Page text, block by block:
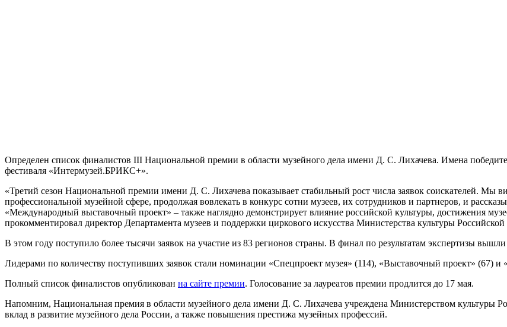
Определен список финалистов III Национальной премии в области музейного дела имени Д. С. Лихачева. Имена
фестиваля «Интермузей.БРИКС+».
«Третий сезон Национальной премии имени Д. С. Лихачева показывает стабильный рост числа заявок соискателей. Мы
профессиональной музейной сфере, продолжая вовлекать в конкурс сотни музеев, их сотрудников и партнеров, и
«Международный выставочный проект» – также наглядно демонстрирует влияние российской культуры, достижения
прокомментировал директор Департамента музеев и поддержки циркового искусства Министерства культуры
В этом году поступило более тысячи заявок на участие из 83 регионов страны. В финал по результатам экспертизы
Лидерами по количеству поступивших заявок стали номинации «Спецпроект музея» (114), «Выставочный проект» (67) и
Полный список финалистов опубликован на сайте премии. Голосование за лауреатов премии продлится до 17 мая.
Напомним, Национальная премия в области музейного дела имени Д. С. Лихачева учреждена Министерством культуры
вклад в развитие музейного дела России, а также повышения престижа музейных профессий.